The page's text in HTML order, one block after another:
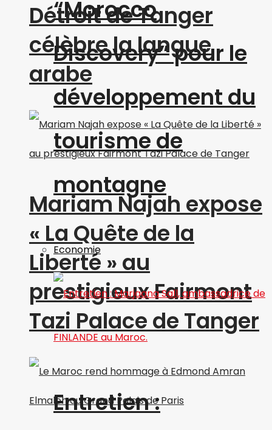
Détroit de Tanger
célèbre la langue
arabe
Mariam Najah expose
« La Quête de la
Liberté » au
prestigieux Fairmont
Tazi Palace de Tanger
“Morocco
Discovery” pour le
développement du
tourisme de
montagne
Economie
Entretien :